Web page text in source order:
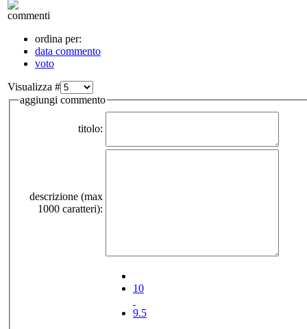
commenti
ordina per:
data commento
voto
Visualizza #
aggiungi commento
titolo:
descrizione (max
1000 caratteri):
10
9.5